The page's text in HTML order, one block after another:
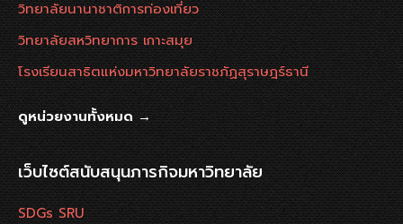
วิทยาลัยนานาชาติการท่องเที่ยว
วิทยาลัยสหวิทยาการ เกาะสมุย
โรงเรียนสาธิตแห่งมหาวิทยาลัยราชภัฏสุราษฎร์ธานี
ดูหน่วยงานทั้งหมด →
เว็บไซต์สนับสนุนภารกิจมหาวิทยาลัย
SDGs SRU